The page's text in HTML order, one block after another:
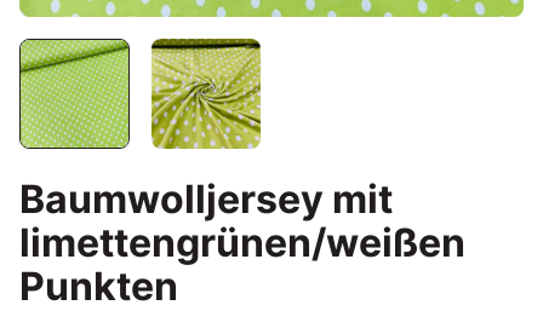
Baumwolljersey mit
limettengrünen/weißen
Punkten